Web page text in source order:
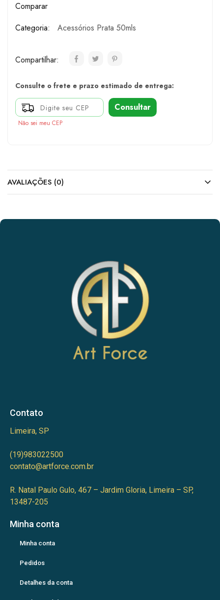
Comparar
Categoria:
Acessórios Prata 50mls
Compartilhar:
Consulte o frete e prazo estimado de entrega:
Consultar
Não sei meu CEP
AVALIAÇÕES (0)
Contato
Limeira, SP
(19)983022500
contato@artforce.com.br
R. Natal Paulo Gulo, 467 – Jardim Gloria, Limeira – SP,
13487-205
Minha conta
Minha conta
Pedidos
Detalhes da conta